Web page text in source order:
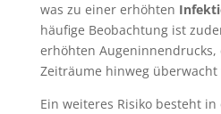
was zu einer erhöhten
häufige Beobachtung ist
erhöhten
Zeiträume hinweg
Ein weiteres Risiko besteht